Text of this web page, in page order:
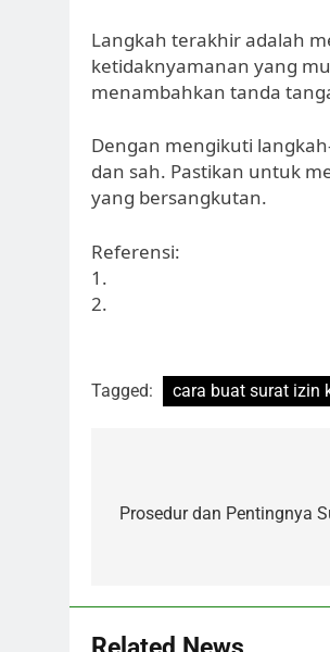
Langkah terakhir adalah
ketidaknyamanan yang
menambahkan tanda
Dengan mengikuti
dan sah. Pastikan untuk
yang bersangkutan.
Referensi:
1.
2.
Tagged: cara buat surat izin
navigation
Prosedur dan Pentingnya